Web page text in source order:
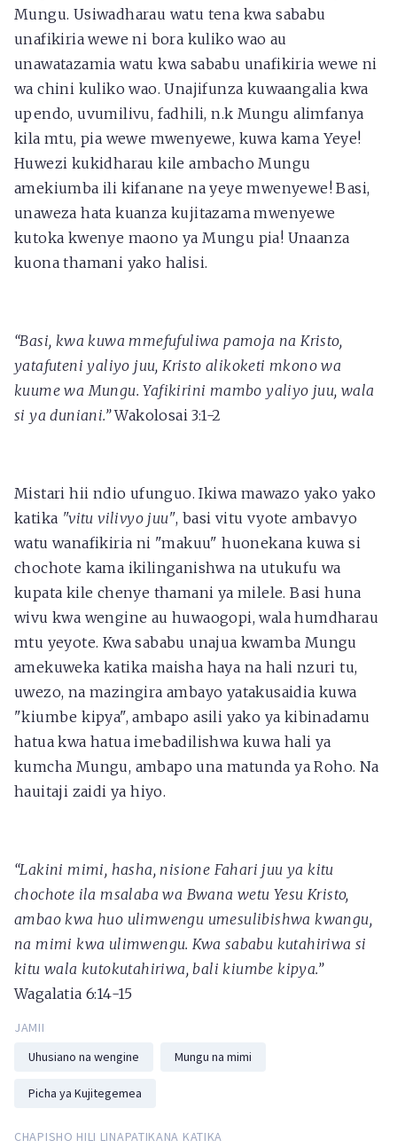
Mungu. Usiwadharau watu tena kwa sababu
unafikiria wewe ni bora kuliko wao au
unawatazamia watu kwa sababu unafikiria wewe ni
wa chini kuliko wao. Unajifunza kuwaangalia kwa
upendo, uvumilivu, fadhili, n.k Mungu alimfanya
kila mtu, pia wewe mwenyewe, kuwa kama Yeye!
Huwezi kukidharau kile ambacho Mungu
amekiumba ili kifanane na yeye mwenyewe! Basi,
unaweza hata kuanza kujitazama mwenyewe
kutoka kwenye maono ya Mungu pia! Unaanza
kuona thamani yako halisi.
“Basi, kwa kuwa mmefufuliwa pamoja na Kristo,
yatafuteni yaliyo juu, Kristo alikoketi mkono wa
kuume wa Mungu. Yafikirini mambo yaliyo juu, wala
si ya duniani.”Wakolosai 3:1-2
Mistari hii ndio ufunguo. Ikiwa mawazo yako yako
katika "vitu vilivyo juu", basi vitu vyote ambavyo
watu wanafikiria ni "makuu" huonekana kuwa si
chochote kama ikilinganishwa na utukufu wa
kupata kile chenye thamani ya milele. Basi huna
wivu kwa wengine au huwaogopi, wala humdharau
mtu yeyote. Kwa sababu unajua kwamba Mungu
amekuweka katika maisha haya na hali nzuri tu,
uwezo, na mazingira ambayo yatakusaidia kuwa
"kiumbe kipya", ambapo asili yako ya kibinadamu
hatua kwa hatua imebadilishwa kuwa hali ya
kumcha Mungu, ambapo una matunda ya Roho. Na
hauitaji zaidi ya hiyo.
“Lakini mimi, hasha, nisione Fahari juu ya kitu
chochote ila msalaba wa Bwana wetu Yesu Kristo,
ambao kwa huo ulimwengu umesulibishwa kwangu,
na mimi kwa ulimwengu. Kwa sababu kutahiriwa si
kitu wala kutokutahiriwa, bali kiumbe kipya.”
Wagalatia 6:14-15
JAMII
Uhusiano na wengine
Mungu na mimi
Picha ya Kujitegemea
CHAPISHO HILI LINAPATIKANA KATIKA